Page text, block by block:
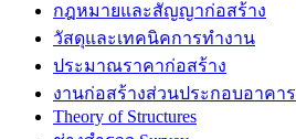
กฎหมายและสัญญาก่อสร้าง
วัสดุและเทคนิคการทำงาน
ประมาณราคาก่อสร้าง
งานก่อสร้างส่วนประกอบอาคาร
Theory of Structures